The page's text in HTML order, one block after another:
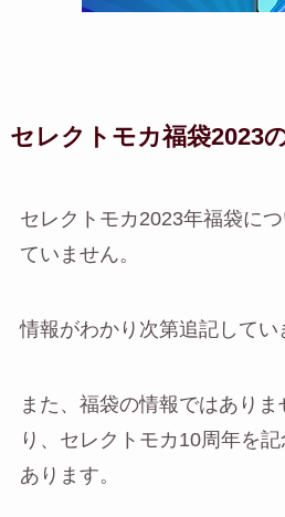
セレクトモカ福袋2023
セレクトモカ2023年福袋に
ていません。
情報がわかり次第追記してい
また、福袋の情報ではありま
り、セレクトモカ10周年を
あります。